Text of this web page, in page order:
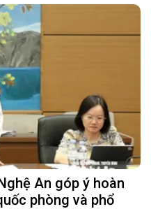
An góp ý hoàn
phòng và phổ